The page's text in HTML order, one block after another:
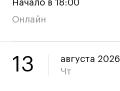
Начало в 18:00
Онлайн
13
августа 2026
Чт